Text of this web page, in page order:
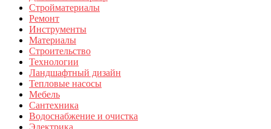
Стройматериалы
Ремонт
Инструменты
Материалы
Строительство
Технологии
Ландшафтный дизайн
Тепловые насосы
Мебель
Сантехника
Водоснабжение и очистка
Электрика